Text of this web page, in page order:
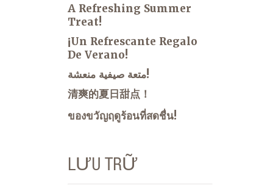
A Refreshing Summer
Treat!
¡Un Refrescante Regalo
De Verano!
متعة صيفية منعشة!
清爽的夏日甜点！
ของขวัญฤดูร้อนที่สดชื่น!
LƯU TRỮ